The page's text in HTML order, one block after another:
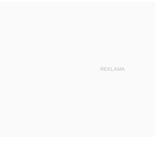
REKLAMA